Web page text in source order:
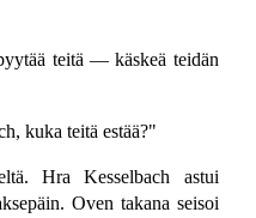
teitä — käskeä teidän
kuka teitä estää?"
Hra Kesselbach astui
Oven takana seisoi